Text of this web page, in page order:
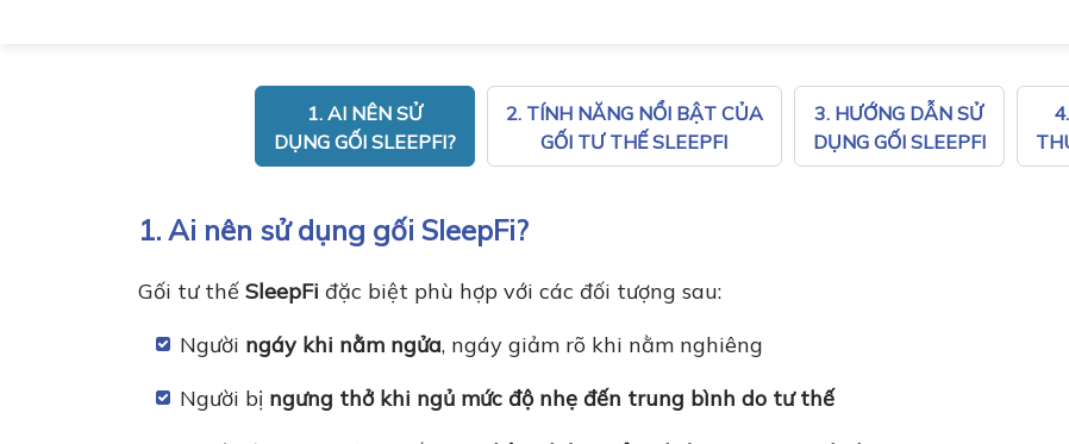
1. AI NÊN SỬ
DỤNG GỐI SLEEPFI?
2. TÍNH NĂNG NỔI BẬT CỦA
GỐI TƯ THẾ SLEEPFI
3. HƯỚNG DẪN SỬ
DỤNG GỐI SLEEPFI
1. Ai nên sử dụng gối SleepFi?
Gối tư thế SleepFi đặc biệt phù hợp với các đối tượng sau:
Người ngáy khi nằm ngửa, ngáy giảm rõ khi nằm nghiêng
Người bị ngưng thở khi ngủ mức độ nhẹ đến trung bình do tư thế